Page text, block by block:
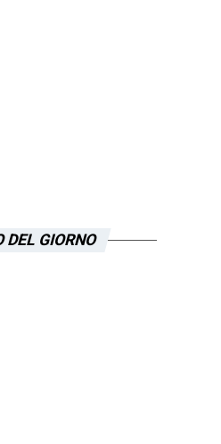
DEL GIORNO